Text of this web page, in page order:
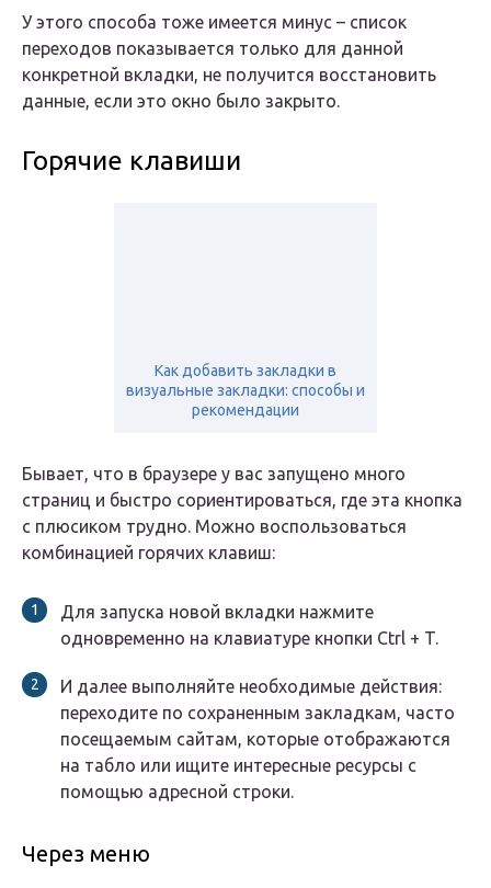
У этого способа тоже имеется минус – список
переходов показывается только для данной
конкретной вкладки, не получится восстановить
данные, если это окно было закрыто.
Горячие клавиши
Как добавить закладки в
визуальные закладки: способы и
рекомендации
Бывает, что в браузере у вас запущено много
страниц и быстро сориентироваться, где эта кнопка
с плюсиком трудно. Можно воспользоваться
комбинацией горячих клавиш:
Для запуска новой вкладки нажмите
одновременно на клавиатуре кнопки Ctrl + T.
И далее выполняйте необходимые действия:
переходите по сохраненным закладкам, часто
посещаемым сайтам, которые отображаются
на табло или ищите интересные ресурсы с
помощью адресной строки.
Через меню